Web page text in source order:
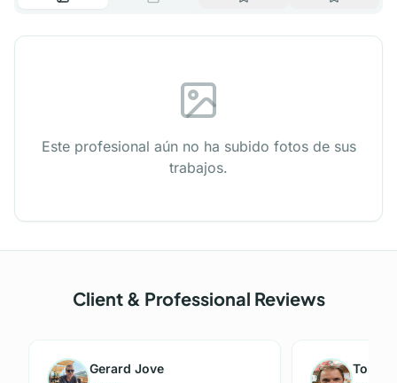
Este profesional aún no ha subido fotos de sus
trabajos.
Client & Professional Reviews
Gerard Jove Tomás